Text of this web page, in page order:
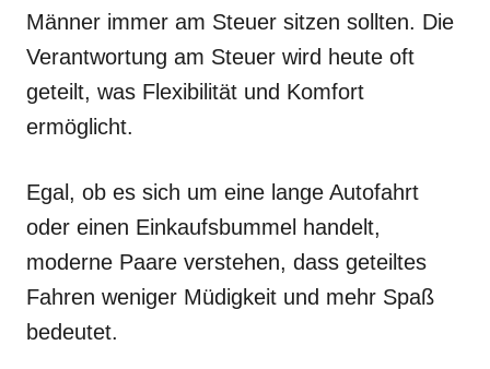
Männer immer am Steuer sitzen sollten. Die
Verantwortung am Steuer wird heute oft
geteilt, was Flexibilität und Komfort
ermöglicht.
Egal, ob es sich um eine lange Autofahrt
oder einen Einkaufsbummel handelt,
moderne Paare verstehen, dass geteiltes
Fahren weniger Müdigkeit und mehr Spaß
bedeutet.